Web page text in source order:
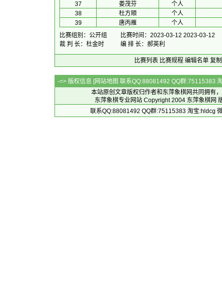
37
娄茂芬
个人
38
杜方顺
个人
39
唐丙雁
个人
比赛组别：公开组
比赛时间：2023-03-12 2023-03-12
裁 判 长：杜金时
编 排 长：郝英利
比赛列表 比赛规程 编辑名单 复
-=> 版权信息 [网站地图 联系QQ:88081492 QQ群:75115383
本站原创文章版权归作者和 东萍象棋网共同拥有
东萍象棋专业网站 Copyright 2004 东萍象棋网
联系QQ:88081492 QQ群:75115383 淘宝:hldcg